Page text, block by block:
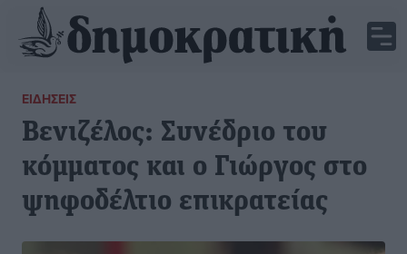
ΕΙΔΉΣΕΙΣ
Βενιζέλος: Συνέδριο του
κόμματος και ο Γιώργος στο
ψηφοδέλτιο επικρατείας